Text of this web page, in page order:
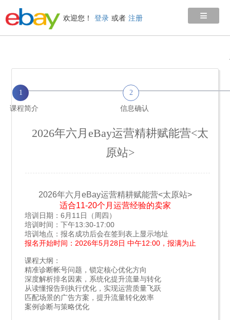
≡
欢迎您！ 登录 或者 注册
1
课程简介
2
信息确认
2026年六月eBay运营精耕赋能营<太
原站>
2026年六月eBay运营精耕赋能营<太原站>
适合11-20个月运营经验的卖家
培训日期：6月11日（周四）
培训时间：下午13:30-17:00
培训地点：报名成功后会在签到表上显示地址
报名开始时间：2026年5月28日 中午12:00，报满为止
课程大纲：
精准诊断帐号问题，锁定核心优化方向
深度解析排名因素，系统化提升流量与转化
从读懂报告到执行优化，实现运营质量飞跃
匹配场景的广告方案，提升流量转化效率
案例诊断与策略优化